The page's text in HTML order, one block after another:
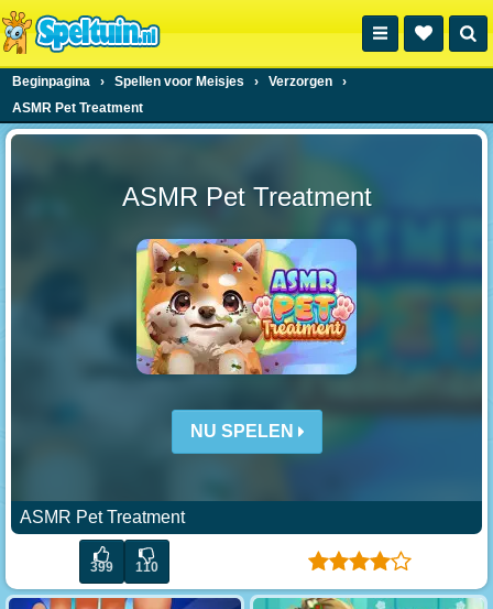
Beginpagina › Spellen voor Meisjes › Verzorgen
›
ASMR Pet Treatment
ASMR Pet Treatment
NU SPELEN
ASMR Pet Treatment
399 110